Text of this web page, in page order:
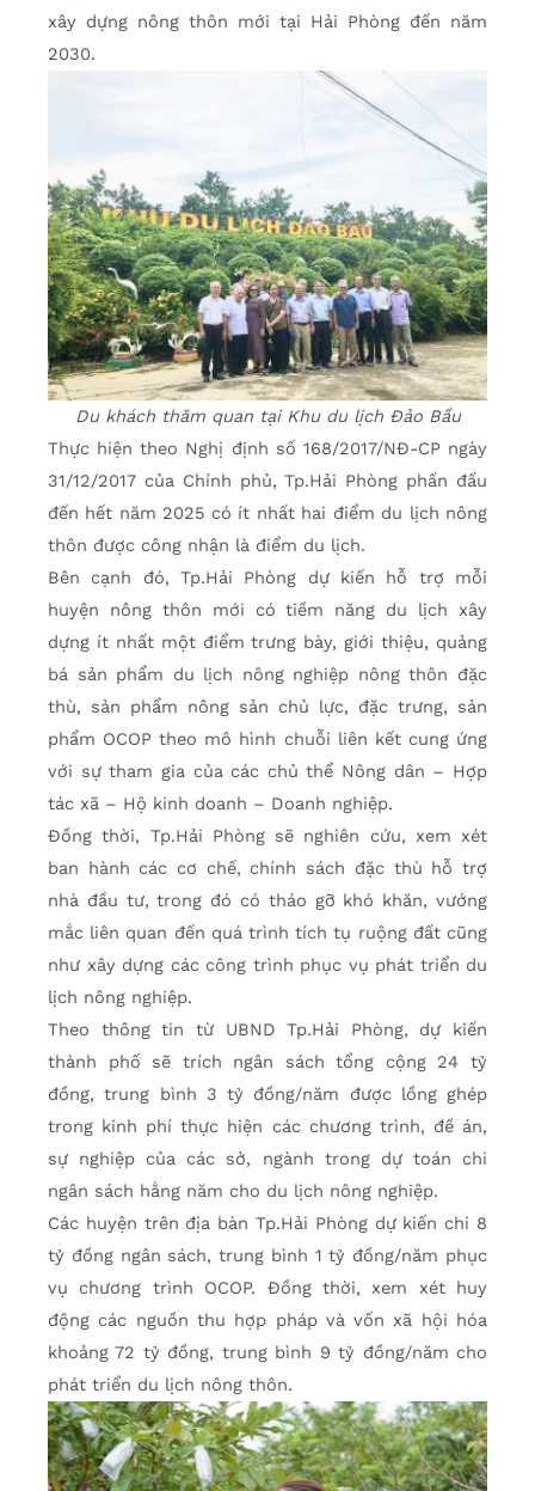
xây dựng nông thôn mới tại Hải Phòng đến năm
2030.
Du khách thăm quan tại Khu du lịch Đảo Bầu
Thực hiện theo Nghị định số 168/2017/NĐ-CP ngày
31/12/2017 của Chính phủ, Tp.Hải Phòng phấn đấu
đến hết năm 2025 có ít nhất hai điểm du lịch nông
thôn được công nhận là điểm du lịch.
Bên cạnh đó, Tp.Hải Phòng dự kiến hỗ trợ mỗi
huyện nông thôn mới có tiềm năng du lịch xây
dựng ít nhất một điểm trưng bày, giới thiệu, quảng
bá sản phẩm du lịch nông nghiệp nông thôn đặc
thù, sản phẩm nông sản chủ lực, đặc trưng, sản
phẩm OCOP theo mô hình chuỗi liên kết cung ứng
với sự tham gia của các chủ thể Nông dân – Hợp
tác xã – Hộ kinh doanh – Doanh nghiệp.
Đồng thời, Tp.Hải Phòng sẽ nghiên cứu, xem xét
ban hành các cơ chế, chính sách đặc thù hỗ trợ
nhà đầu tư, trong đó có tháo gỡ khó khăn, vướng
mắc liên quan đến quá trình tích tụ ruộng đất cũng
như xây dựng các công trình phục vụ phát triển du
lịch nông nghiệp.
Theo thông tin từ UBND Tp.Hải Phòng, dự kiến
thành phố sẽ trích ngân sách tổng cộng 24 tỷ
đồng, trung bình 3 tỷ đồng/năm được lồng ghép
trong kinh phí thực hiện các chương trình, đề án,
sự nghiệp của các sở, ngành trong dự toán chi
ngân sách hằng năm cho du lịch nông nghiệp.
Các huyện trên địa bàn Tp.Hải Phòng dự kiến chi 8
tỷ đồng ngân sách, trung bình 1 tỷ đồng/năm phục
vụ chương trình OCOP. Đồng thời, xem xét huy
động các nguồn thu hợp pháp và vốn xã hội hóa
khoảng 72 tỷ đồng, trung bình 9 tỷ đồng/năm cho
phát triển du lịch nông thôn.